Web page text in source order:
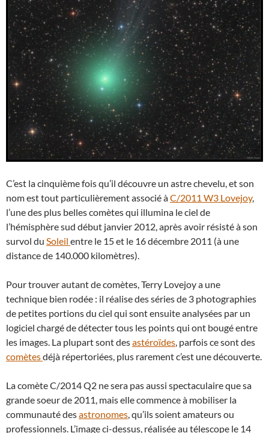
C’est la cinquième fois qu’il découvre un astre chevelu, et son
nom est tout particulièrement associé àC/2011 W3 Lovejoy,
l’une des plus belles comètes qui illumina le ciel de
l’hémisphère sud début janvier 2012, après avoir résisté à son
survol du Soleil entre le 15 et le 16 décembre 2011 (à une
distance de 140.000 kilomètres).
Pour trouver autant de comètes, Terry Lovejoy a une
technique bien rodée : il réalise des séries de 3 photographies
de petites portions du ciel qui sont ensuite analysées par un
logiciel chargé de détecter tous les points qui ont bougé entre
les images. La plupart sont desastéroïdes, parfois ce sont des
comètesdéjà répertoriées, plus rarement c’est une découverte.
La comète C/2014 Q2 ne sera pas aussi spectaculaire que sa
grande soeur de 2011, mais elle commence à mobiliser la
communauté desastronomes, qu’ils soient amateurs ou
professionnels. L’image ci-dessus, réalisée au télescope le 14